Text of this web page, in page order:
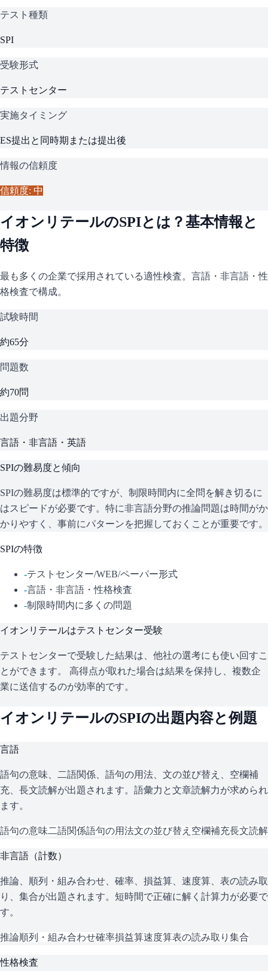
テスト種類
SPI
受験形式
テストセンター
実施タイミング
ES提出と同時期または提出後
情報の信頼度
信頼度: 中
イオンリテールのSPIとは？基本情報と
特徴
最も多くの企業で採用されている適性検査。言語・非言語・性
格検査で構成。
試験時間
約65分
問題数
約70問
出題分野
言語・非言語・英語
SPIの難易度と傾向
SPIの難易度は標準的ですが、制限時間内に全問を解き切るに
はスピードが必要です。特に非言語分野の推論問題は時間がか
かりやすく、事前にパターンを把握しておくことが重要です。
SPIの特徴
-テストセンター/WEB/ペーパー形式
-言語・非言語・性格検査
-制限時間内に多くの問題
イオンリテールはテストセンター受験
テストセンターで受験した結果は、他社の選考にも使い回すこ
とができます。 高得点が取れた場合は結果を保持し、複数企
業に送信するのが効率的です。
イオンリテールのSPIの出題内容と例題
言語
語句の意味、二語関係、語句の用法、文の並び替え、空欄補
充、長文読解が出題されます。語彙力と文章読解力が求められ
ます。
語句の意味二語関係語句の用法文の並び替え 空欄補充長文読解
非言語（計数）
推論、順列・組み合わせ、確率、損益算、速度算、表の読み取
り、集合が出題されます。短時間で正確に解く計算力が必要で
す。
推論順列・組み合わせ確率損益算速度算表の読み取り 集合
性格検査